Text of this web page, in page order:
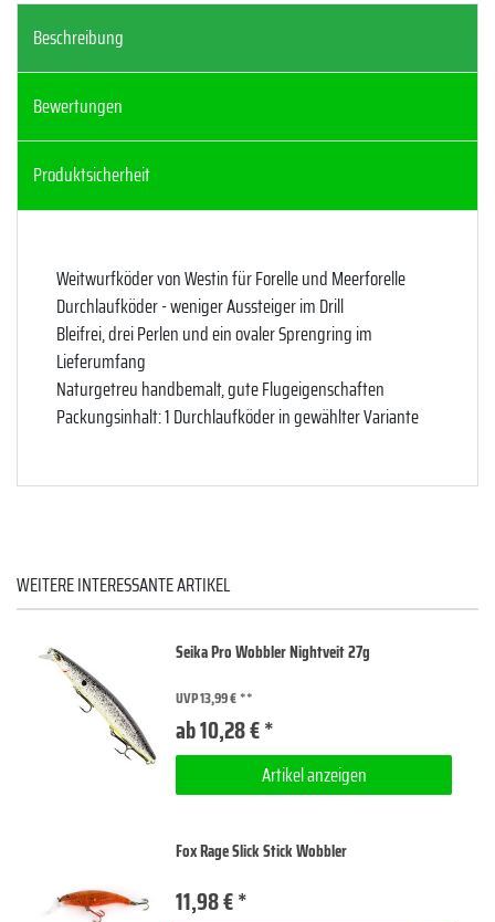
Beschreibung
Bewertungen
Produktsicherheit
Weitwurfköder von Westin für Forelle und Meerforelle
Durchlaufköder - weniger Aussteiger im Drill
Bleifrei, drei Perlen und ein ovaler Sprengring im
Lieferumfang
Naturgetreu handbemalt, gute Flugeigenschaften
Packungsinhalt: 1 Durchlaufköder in gewählter Variante
WEITERE INTERESSANTE ARTIKEL
Seika Pro Wobbler Nightveit 27g
UVP 13,99 €
ab 10,28 € *
Artikel anzeigen
Fox Rage Slick Stick Wobbler
11,98 € *